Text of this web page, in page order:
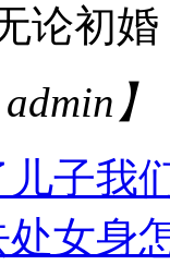
论初
】
儿子我
处女身